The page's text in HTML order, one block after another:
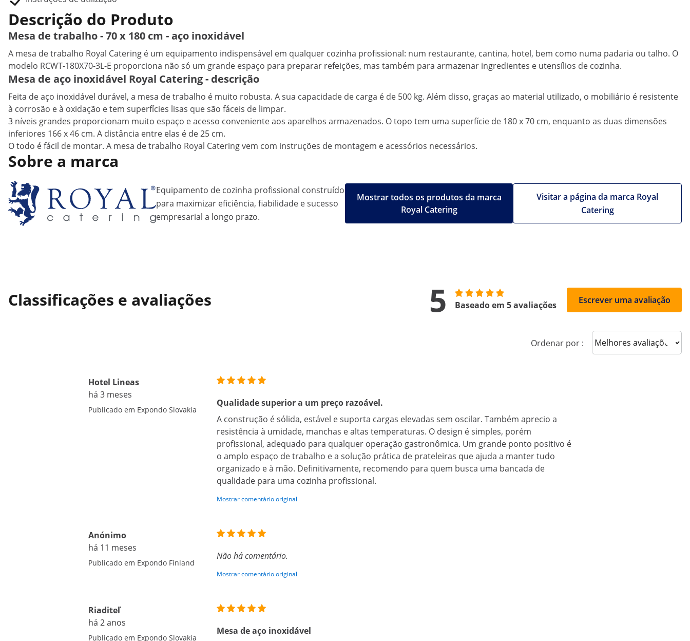
Descrição do Produto
Mesa de trabalho - 70 x 180 cm - aço inoxidável
A mesa de trabalho Royal Catering é um equipamento indispensável em qualquer cozinha profissional: num restaurante, cantina, hotel, bem como numa padaria ou talho. O
modelo RCWT-180X70-3L-E proporciona não só um grande espaço para preparar refeições, mas também para armazenar ingredientes e utensílios de cozinha.
Mesa de aço inoxidável Royal Catering - descrição
Feita de aço inoxidável durável, a mesa de trabalho é muito robusta. A sua capacidade de carga é de 500 kg. Além disso, graças ao material utilizado, o mobiliário é resistente
à corrosão e à oxidação e tem superfícies lisas que são fáceis de limpar.
3 níveis grandes proporcionam muito espaço e acesso conveniente aos aparelhos armazenados. O topo tem uma superfície de 180 x 70 cm, enquanto as duas dimensões
inferiores 166 x 46 cm. A distância entre elas é de 25 cm.
O todo é fácil de montar. A mesa de trabalho Royal Catering vem com instruções de montagem e acessórios necessários.
Sobre a marca
Equipamento de cozinha profissional construído
para maximizar eficiência, fiabilidade e sucesso
empresarial a longo prazo.
Visitar a página da marca Royal
Catering
Mostrar todos os produtos da marca
Royal Catering
Classificações e avaliações 5 Baseado em 5 avaliações Escrever uma avaliação
Ordenar por : Sort reviews
Hotel Lineas
há 3 meses
Publicado em Expondo Slovakia
Qualidade superior a um preço razoável.
A construção é sólida, estável e suporta cargas elevadas sem oscilar. Também aprecio a
resistência à umidade, manchas e altas temperaturas. O design é simples, porém
profissional, adequado para qualquer operação gastronômica. Um grande ponto positivo é
o amplo espaço de trabalho e a solução prática de prateleiras que ajuda a manter tudo
organizado e à mão. Definitivamente, recomendo para quem busca uma bancada de
qualidade para uma cozinha profissional.
Mostrar comentário original
Anónimo
há 11 meses
Publicado em Expondo Finland
Não há comentário.
Mostrar comentário original
Riaditeľ
há 2 anos
Publicado em Expondo Slovakia
Mesa de aço inoxidável